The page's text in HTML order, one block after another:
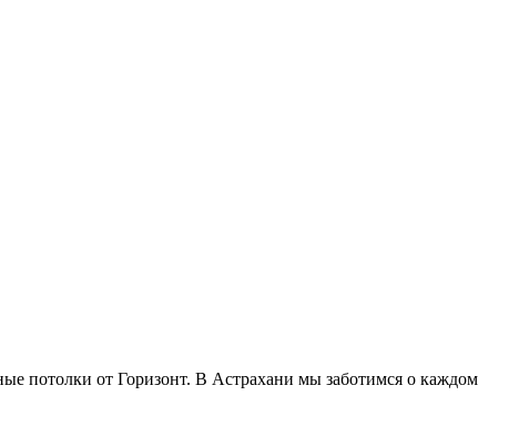
потолки от Горизонт. В Астрахани мы заботимся о каждом